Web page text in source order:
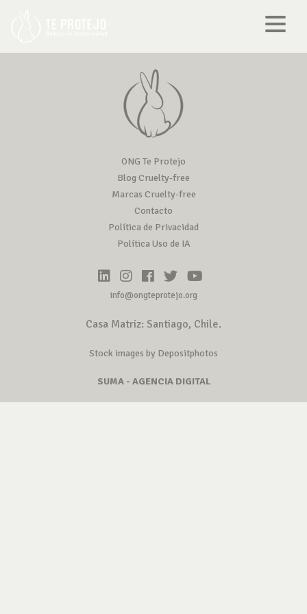
ONG Te Protejo
Blog Cruelty-free
Marcas Cruelty-free
Contacto
Política de Privacidad
Política Uso de IA
info@ongteprotejo.org
Casa Matriz: Santiago, Chile.
Stock images by Depositphotos
SUMA - AGENCIA DIGITAL